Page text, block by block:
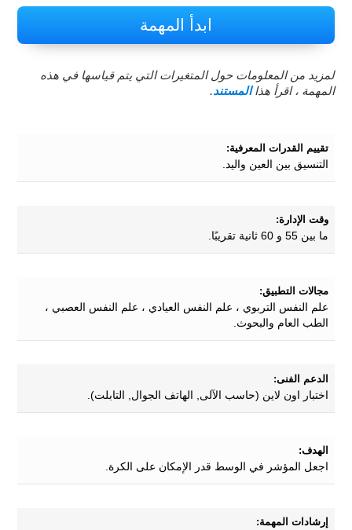
ابدأ المهمة
لمزيد من المعلومات حول المتغيرات التي يتم قياسها في هذه
المهمة ، اقرأ هذاالمستند.
تقييم القدرات المعرفية:
التنسيق بين العين واليد.
وقت الإدارة:
ما بين 55 و 60 ثانية تقريبًا.
مجالات التطبيق:
علم النفس التربوي ، علم النفس العيادي ، علم النفس العصبي ،
الطب العام والبحوث.
الدعم الفنى:
اختبار اون لاين (حاسب الآلى, الهاتف الجوال, التابلت).
الهدف:
اجعل المؤشر في الوسط قدر الإمكان على الكرة.
إرشادات المهمة: